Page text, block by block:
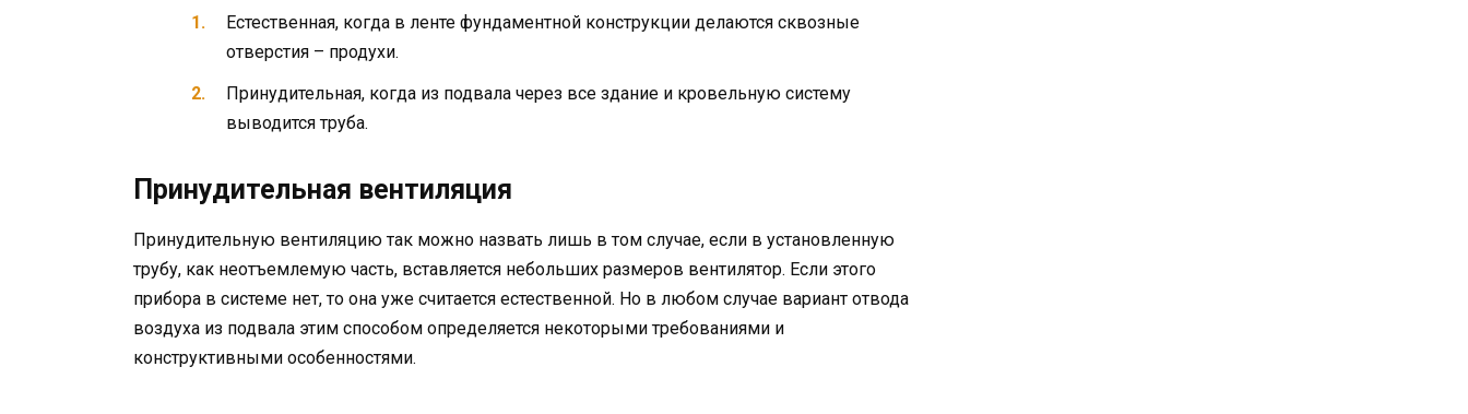
Естественная, когда в ленте фундаментной конструкции делаются сквозные
отверстия – продухи.
Принудительная, когда из подвала через все здание и кровельную систему
выводится труба.
Принудительная вентиляция
Принудительную вентиляцию так можно назвать лишь в том случае, если в установленную
трубу, как неотъемлемую часть, вставляется небольших размеров вентилятор. Если этого
прибора в системе нет, то она уже считается естественной. Но в любом случае вариант отвода
воздуха из подвала этим способом определяется некоторыми требованиями и
конструктивными особенностями.